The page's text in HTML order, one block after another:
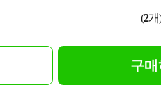
(2개
구매